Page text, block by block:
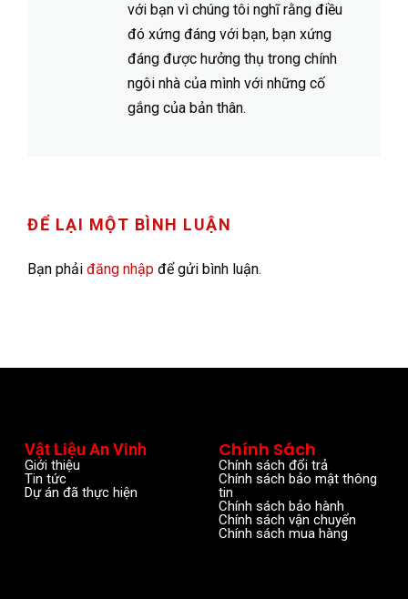
với bạn vì chúng tôi nghĩ rằng điều
đó xứng đáng với bạn, bạn xứng
đáng được hưởng thụ trong chính
ngôi nhà của mình với những cố
gắng của bản thân.
ĐỂ LẠI MỘT BÌNH LUẬN
Bạn phải đăng nhập để gửi bình luận.
Vật Liệu An Vinh
Giới thiệu
Tin tức
Dự án đã thực hiện
Chính Sách
Chính sách đổi trả
Chính sách bảo mật thông
tin
Chính sách bảo hành
Chính sách vận chuyển
Chính sách mua hàng